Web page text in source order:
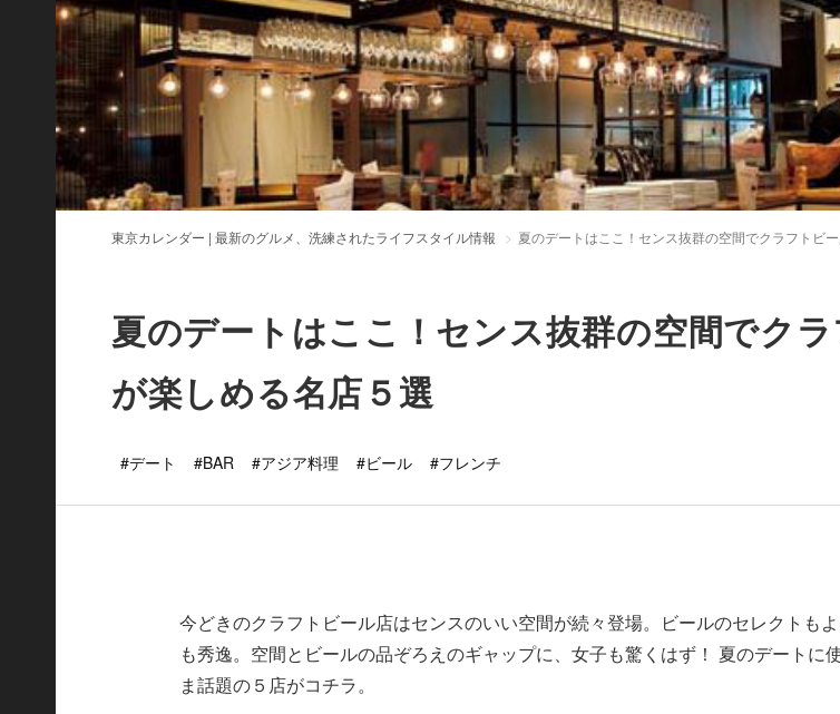
東京カレンダー | 最新のグルメ、洗練されたライフスタイル情報 夏のデートはここ！センス抜群の空間でクラフトビ
夏のデートはここ！センス抜群の空間でク
が楽しめる名店５選
#デート #BAR #アジア料理 #ビール #フレンチ
今どきのクラフトビール店はセンスのいい空間が続々登場。ビールのセレクトも
も秀逸。空間とビールの品ぞろえのギャップに、女子も驚くはず！ 夏のデートに
ま話題の５店がコチラ。